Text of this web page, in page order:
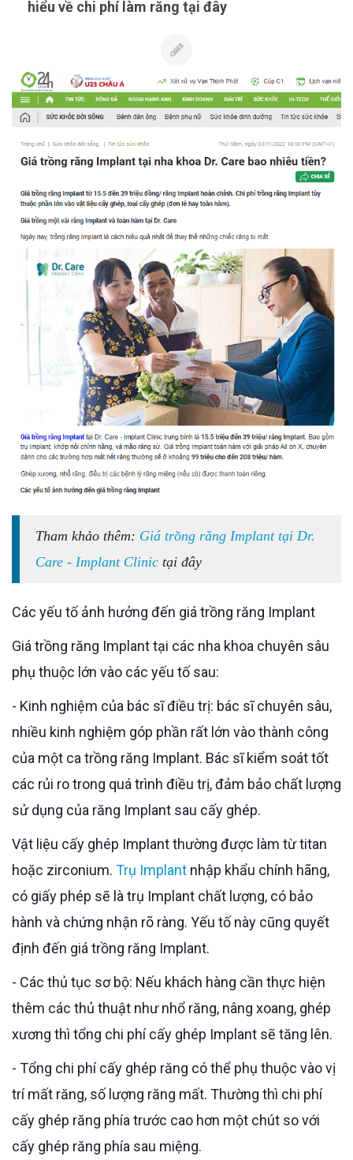
hiểu về chi phí làm răng tại đây
Tham khảo thêm: Giá trồng răng Implant tại Dr.
Care - Implant Clinic tại đây
Các yếu tố ảnh hưởng đến giá trồng răng Implant
Giá trồng răng Implant tại các nha khoa chuyên sâu
phụ thuộc lớn vào các yếu tố sau:
- Kinh nghiệm của bác sĩ điều trị: bác sĩ chuyên sâu,
nhiều kinh nghiệm góp phần rất lớn vào thành công
của một ca trồng răng Implant. Bác sĩ kiểm soát tốt
các rủi ro trong quá trình điều trị, đảm bảo chất lượng
sử dụng của răng Implant sau cấy ghép.
Vật liệu cấy ghép Implant thường được làm từ titan
hoặc zirconium. Trụ Implant nhập khẩu chính hãng,
có giấy phép sẽ là trụ Implant chất lượng, có bảo
hành và chứng nhận rõ ràng. Yếu tố này cũng quyết
định đến giá trồng răng Implant.
- Các thủ tục sơ bộ: Nếu khách hàng cần thực hiện
thêm các thủ thuật như nhổ răng, nâng xoang, ghép
xương thì tổng chi phí cấy ghép Implant sẽ tăng lên.
- Tổng chi phí cấy ghép răng có thể phụ thuộc vào vị
trí mất răng, số lượng răng mất. Thường thì chi phí
cấy ghép răng phía trước cao hơn một chút so với
cấy ghép răng phía sau miệng.